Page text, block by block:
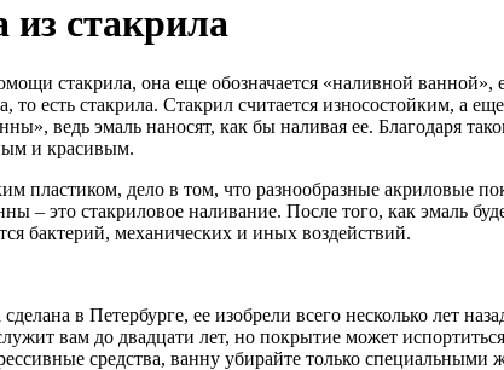
стакрила
стакрила, она еще обозначается «наливной
то есть стакрила. Стакрил считается износостойким,
ведь эмаль наносят, как бы наливая ее. Благодаря
и красивым.
пластиком, дело в том, что разнообразные акриловые
– это стакриловое наливание. После того, как эмаль
бактерий, механических и иных воздействий.
в Петербурге, ее изобрели всего несколько лет
вам до двадцати лет, но покрытие может
средства, ванну убирайте только специальными